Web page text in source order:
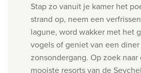
Stap zo vanuit je kamer het
strand op, neem een
lagune, word wakker met het
vogels of geniet van een
zonsondergang. Op zoek naar
mooiste resorts van de